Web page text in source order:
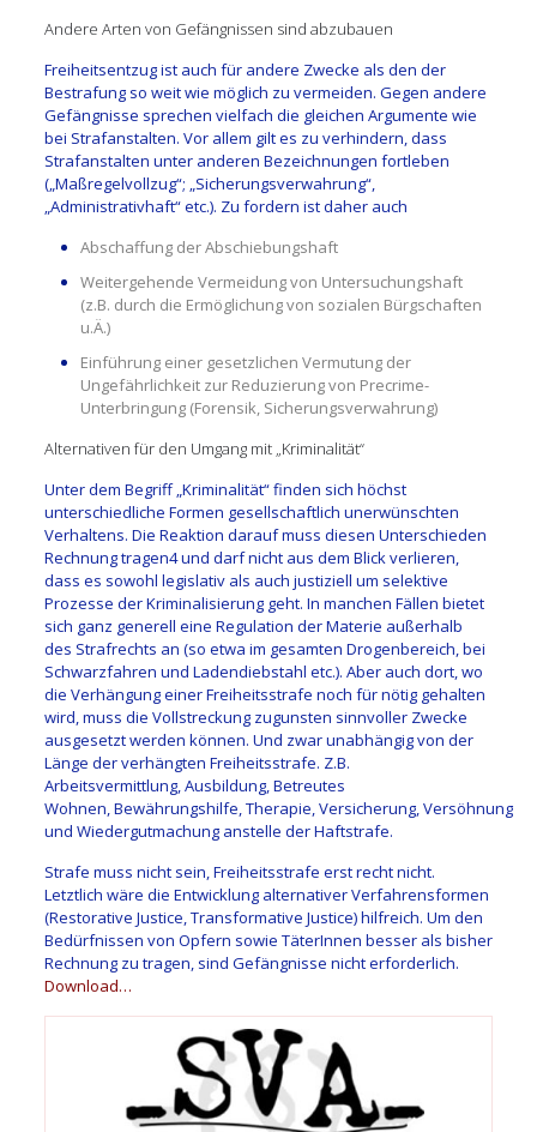
Andere Arten von Gefängnissen sind abzubauen
Freiheitsentzug ist auch für andere Zwecke als den der
Bestrafung so weit wie möglich zu vermeiden. Gegen andere
Gefängnisse sprechen vielfach die gleichen Argumente wie
bei Strafanstalten. Vor allem gilt es zu verhindern, dass
Strafanstalten unter anderen Bezeichnungen fortleben
(„Maßregelvollzug“; „Sicherungsverwahrung“,
„Administrativhaft“ etc.). Zu fordern ist daher auch
Abschaffung der Abschiebungshaft
Weitergehende Vermeidung von Untersuchungshaft
(z.B. durch die Ermöglichung von sozialen Bürgschaften
u.Ä.)
Einführung einer gesetzlichen Vermutung der
Ungefährlichkeit zur Reduzierung von Precrime-
Unterbringung (Forensik, Sicherungsverwahrung)
Alternativen für den Umgang mit „Kriminalität“
Unter dem Begriff „Kriminalität“ finden sich höchst
unterschiedliche Formen gesellschaftlich unerwünschten
Verhaltens. Die Reaktion darauf muss diesen Unterschieden
Rechnung tragen4 und darf nicht aus dem Blick verlieren,
dass es sowohl legislativ als auch justiziell um selektive
Prozesse der Kriminalisierung geht. In manchen Fällen bietet
sich ganz generell eine Regulation der Materie außerhalb
des Strafrechts an (so etwa im gesamten Drogenbereich, bei
Schwarzfahren und Ladendiebstahl etc.). Aber auch dort, wo
die Verhängung einer Freiheitsstrafe noch für nötig gehalten
wird, muss die Vollstreckung zugunsten sinnvoller Zwecke
ausgesetzt werden können. Und zwar unabhängig von der
Länge der verhängten Freiheitsstrafe. Z.B.
Arbeitsvermittlung, Ausbildung, Betreutes
Wohnen, Bewährungshilfe, Therapie, Versicherung, Versöhnung
und Wiedergutmachung anstelle der Haftstrafe.
Strafe muss nicht sein, Freiheitsstrafe erst recht nicht.
Letztlich wäre die Entwicklung alternativer Verfahrensformen
(Restorative Justice, Transformative Justice) hilfreich. Um den
Bedürfnissen von Opfern sowie TäterInnen besser als bisher
Rechnung zu tragen, sind Gefängnisse nicht erforderlich.
Download…